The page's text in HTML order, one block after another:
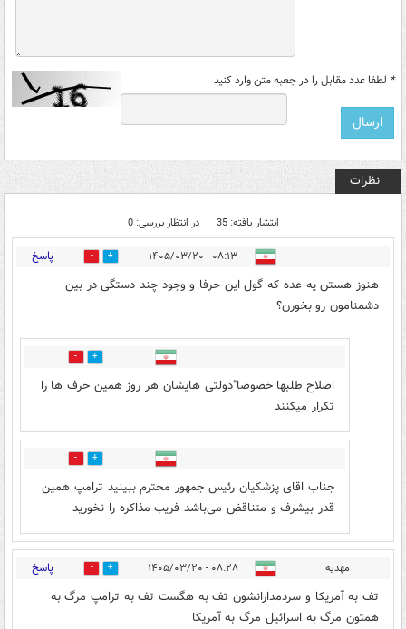
* لطفا عدد مقابل را در جعبه متن وارد کنید
نظرات
انتشار یافته: 35 در انتظار بررسی: 0
۰۸:۱۳ - ۱۴۰۵/۰۳/۲۰ 32 پاسخ
هنوز هستن یه عده که گول این حرفا و وجود چند دستگی در بین
دشمنامون رو بخورن؟
1
اصلاح طلبها خصوصا"دولتی هایشان هر روز همین حرف ها را
تکرار میکنند
2
جناب اقای پزشکیان رئیس جمهور محترم ببینید ترامپ همین
قدر بیشرف و متناقض می‌باشد فریب مذاکره را نخورید
مهدیه ۰۸:۲۸ - ۱۴۰۵/۰۳/۲۰ 38 پاسخ
تف به آمریکا و سردمدارانشون تف به هگست تف به ترامپ مرگ به
همتون مرگ به اسرائیل مرگ به آمریکا